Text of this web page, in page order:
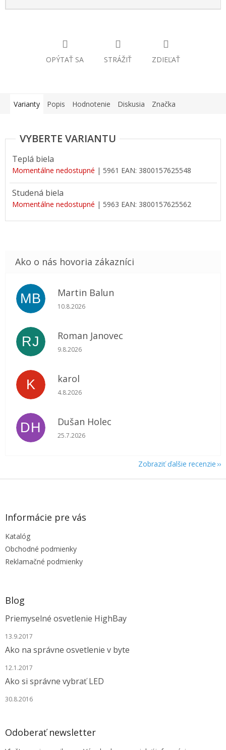
OPÝTAŤ SA STRÁŽIŤ ZDIEĽAŤ
Varianty Popis Hodnotenie Diskusia Značka
Teplá biela
Momentálne nedostupné | 5961 EAN: 3800157625548
Studená biela
Momentálne nedostupné | 5963 EAN: 3800157625562
MB Martin Balun
Hodnotenie obchodu je 5 z 5 hviezdičiek.
10.8.2026
RJ Roman Janovec
Hodnotenie obchodu je 5 z 5 hviezdičiek.
9.8.2026
K karol
Hodnotenie obchodu je 5 z 5 hviezdičiek.
4.8.2026
DH Dušan Holec
Hodnotenie obchodu je 5 z 5 hviezdičiek.
25.7.2026
Zobraziť ďalšie recenzie
Z
Informácie pre vás
Katalóg
Obchodné podmienky
Reklamačné podmienky
Blog
Priemyselné osvetlenie HighBay
13.9.2017
Ako na správne osvetlenie v byte
12.1.2017
Ako si správne vybrať LED
30.8.2016
Odoberať newsletter